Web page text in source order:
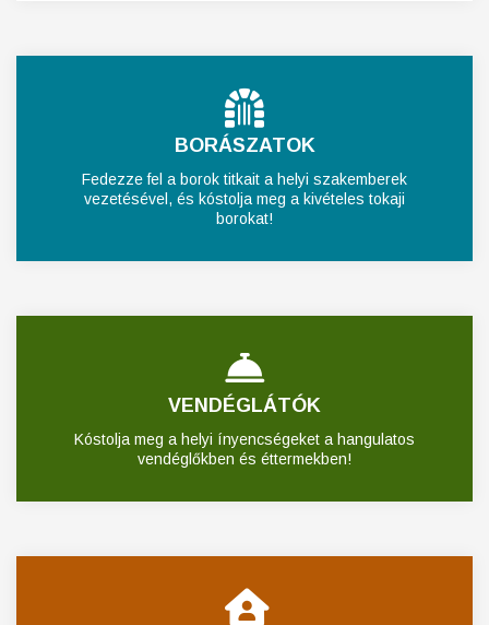
BORÁSZATOK
Fedezze fel a borok titkait a helyi szakemberek
vezetésével, és kóstolja meg a kivételes tokaji
borokat!
VENDÉGLÁTÓK
Kóstolja meg a helyi ínyencségeket a hangulatos
vendéglőkben és éttermekben!